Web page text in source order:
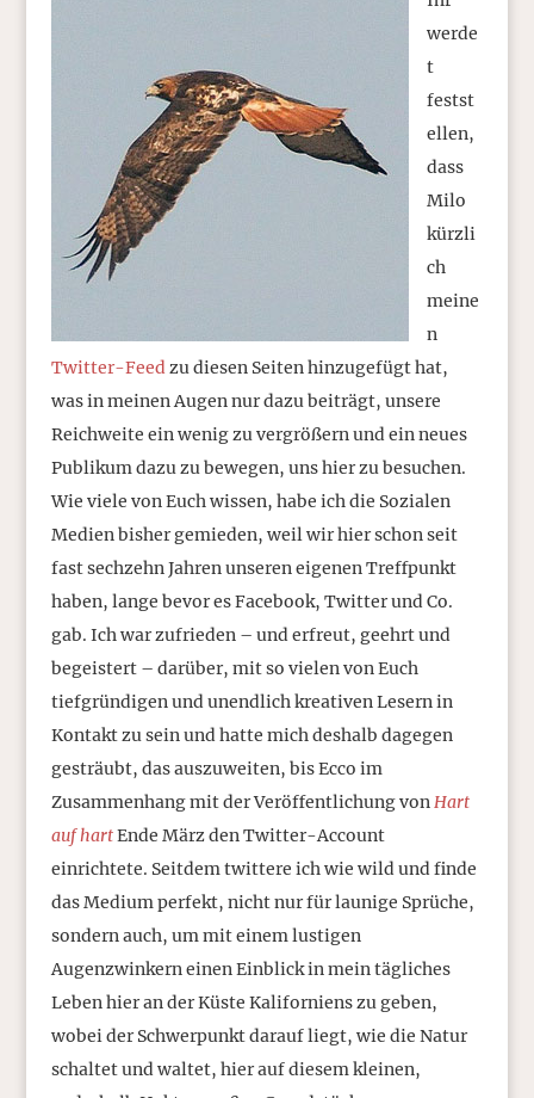
werde
t
festst
ellen,
dass
Milo
kürzli
ch
meine
n
Twitter-Feedzu diesen Seiten hinzugefügt hat,
was in meinen Augen nur dazu beiträgt, unsere
Reichweite ein wenig zu vergrößern und ein neues
Publikum dazu zu bewegen, uns hier zu besuchen.
Wie viele von Euch wissen, habe ich die Sozialen
Medien bisher gemieden, weil wir hier schon seit
fast sechzehn Jahren unseren eigenen Treffpunkt
haben, lange bevor es Facebook, Twitter und Co.
gab. Ich war zufrieden – und erfreut, geehrt und
begeistert – darüber, mit so vielen von Euch
tiefgründigen und unendlich kreativen Lesern in
Kontakt zu sein und hatte mich deshalb dagegen
gesträubt, das auszuweiten, bis Ecco im
Zusammenhang mit der Veröffentlichung vonHart
auf hartEnde März den Twitter-Account
einrichtete. Seitdem twittere ich wie wild und finde
das Medium perfekt, nicht nur für launige Sprüche,
sondern auch, um mit einem lustigen
Augenzwinkern einen Einblick in mein tägliches
Leben hier an der Küste Kaliforniens zu geben,
wobei der Schwerpunkt darauf liegt, wie die Natur
schaltet und waltet, hier auf diesem kleinen,